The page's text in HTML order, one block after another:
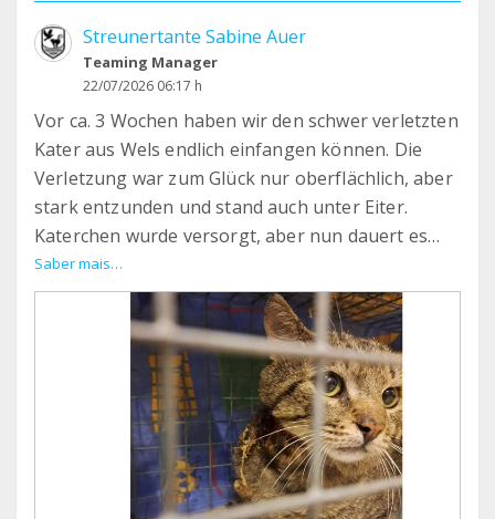
Streunertante Sabine Auer
Teaming Manager
22/07/2026 06:17 h
Vor ca. 3 Wochen haben wir den schwer verletzten
Kater aus Wels endlich einfangen können. Die
Verletzung war zum Glück nur oberflächlich, aber
stark entzunden und stand auch unter Eiter.
Katerchen wurde versorgt, aber nun dauert es
einige Zeit, bis die mehr als handflächengroße
Wunde am Hals vernünftig zuheilt.
Bisher ist er ein sehr angenehmer Patient.
Allerdings pfaucht und knurrt er immer, wenn er
jemanden sieht. Deshalb lassen wir ihn großteils
in Ruhe. Aber er frisst brav und der Durchfall ist
Saber mais…